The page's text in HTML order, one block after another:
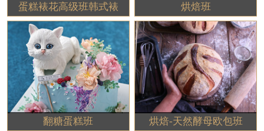
蛋糕裱花高级班韩式裱 烘焙班
翻糖蛋糕班 烘焙-天然酵母欧包班